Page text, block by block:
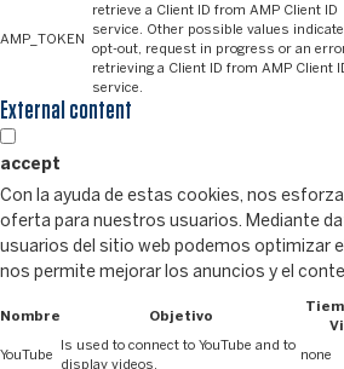
AMP_TOKEN
retrieve a Client ID from AMP Client ID
service. Other possible values indicate
opt-out, request in progress or an
retrieving a Client ID from AMP Client
service.
External content
accept
Con la ayuda de estas cookies, nos
oferta para nuestros usuarios. Mediante
usuarios del sitio web podemos optimizar
nos permite mejorar los anuncios y el
Nombre Objetivo
YouTube
Is used to connect to YouTube and to
display videos.
none